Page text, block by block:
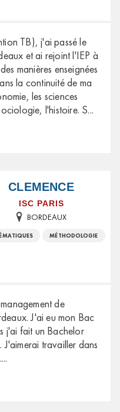
TB), j'ai passé le
et ai rejoint l'IEP à
manières enseignées
la continuité de ma
les sciences
l'histoire. S...
CLEMENCE
ISC PARIS
BORDEAUX
MÉTHODOLOGIE
de
J'ai eu mon Bac
j'ai fait un Bachelor
travailler dans
...